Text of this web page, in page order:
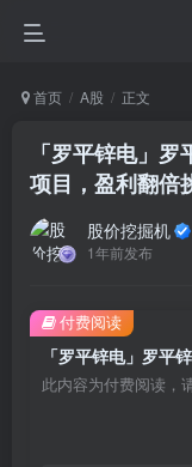
首页 A股 正文
「罗平锌电」
项目，盈利翻倍
股价挖掘机
1年前发布
此内容为付费阅读，
付费阅读